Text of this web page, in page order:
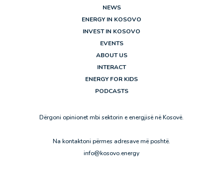
NEWS
ENERGY IN KOSOVO
INVEST IN KOSOVO
EVENTS
ABOUT US
INTERACT
ENERGY FOR KIDS
PODCASTS
Dërgoni opinionet mbi sektorin e energjisë në Kosovë.
Na kontaktoni përmes adresave më poshtë.
info@kosovo.energy